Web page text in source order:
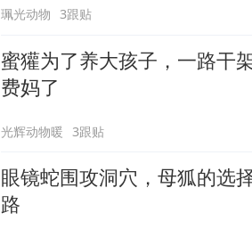
珮光动物 3跟贴
蜜獾为了养大孩子，一路干
费妈了
光辉动物暖 3跟贴
眼镜蛇围攻洞穴，母狐的选
路